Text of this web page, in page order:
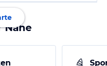
Nähe